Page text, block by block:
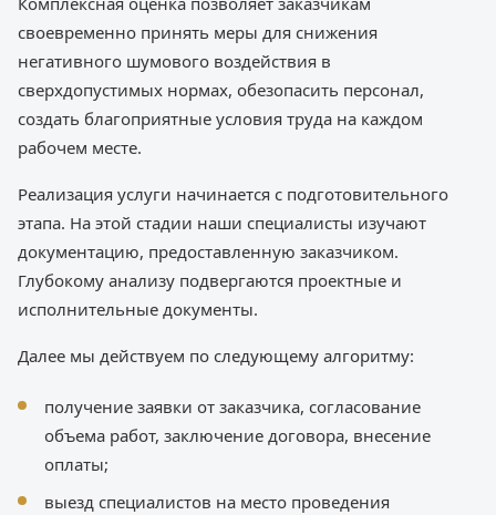
своевременно принять меры для снижения
негативного шумового воздействия в
сверхдопустимых нормах, обезопасить персонал,
создать благоприятные условия труда на каждом
рабочем месте.
Реализация услуги начинается с подготовительного
этапа. На этой стадии наши специалисты изучают
документацию, предоставленную заказчиком.
Глубокому анализу подвергаются проектные и
исполнительные документы.
Далее мы действуем по следующему алгоритму:
получение заявки от заказчика, согласование
объема работ, заключение договора, внесение
оплаты;
выезд специалистов на место проведения